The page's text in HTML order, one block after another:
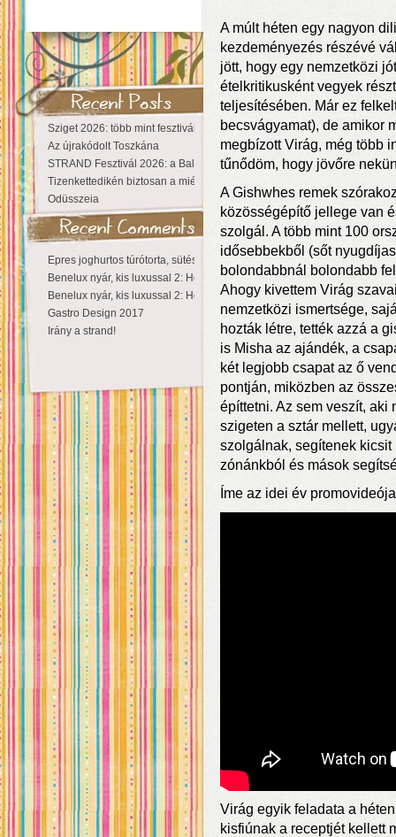
Sziget 2026: több mint fesztivál, egy városnyi élmény
Az újrakódolt Toszkána
STRAND Fesztivál 2026: a Balaton partján a nyár még tart!
Tizenkettedikén biztosan a miénk a Sziget!
Odüsszeia
Epres joghurtos túrótorta, sütés nélkül
Benelux nyár, kis luxussal 2: Hollandia
Benelux nyár, kis luxussal 2: Hollandia
Gastro Design 2017
Irány a strand!
A múlt héten egy nagyon
kezdeményezés részévé
jött, hogy egy nemzetközi
ételkritikusként vegyek
teljesítésében. Már ez
becsvágyamat), de amikor
megbízott Virág, még több
tűnődöm, hogy jövőre
A Gishwhes remek
közösségépítő jellege van
szolgál. A több mint 100
idősebbekből (sőt
bolondabbnál bolondabb
Ahogy kivettem Virág
nemzetközi ismertsége,
hozták létre, tették azzá a
is Misha az ajándék, a
két legjobb csapat az ő
pontján, miközben az
építtetni. Az sem veszít,
szigeten a sztár mellett,
szolgálnak, segítenek
zónánkból és mások
Íme az idei év
Virág egyik feladata a
kisfiúnak a receptjét kellett